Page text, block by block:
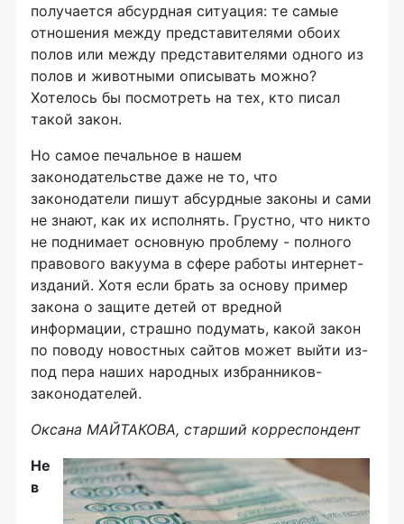
получается абсурдная ситуация: те самые
отношения между представителями обоих
полов или между представителями одного из
полов и животными описывать можно?
Хотелось бы посмотреть на тех, кто писал
такой закон.
Но самое печальное в нашем
законодательстве даже не то, что
законодатели пишут абсурдные законы и сами
не знают, как их исполнять. Грустно, что никто
не поднимает основную проблему - полного
правового вакуума в сфере работы интернет-
изданий. Хотя если брать за основу пример
закона о защите детей от вредной
информации, страшно подумать, какой закон
по поводу новостных сайтов может выйти из-
под пера наших народных избранников-
законодателей.
Оксана МАЙТАКОВА, старший корреспондент
Не
в